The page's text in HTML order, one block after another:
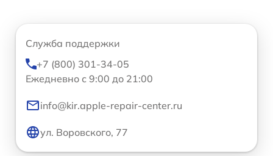
Служба поддержки
+7 (800) 301-34-05
Ежедневно с 9:00 до 21:00
info@kir.apple-repair-center.ru
ул. Воровского, 77